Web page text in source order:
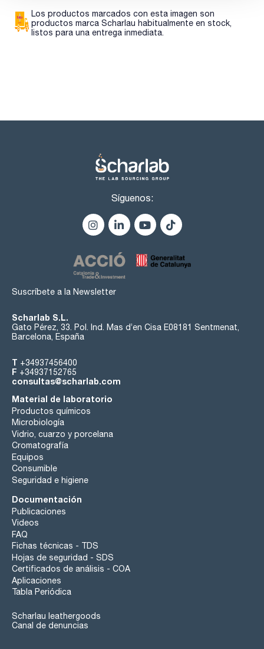
Los productos marcados con esta imagen son
productos marca Scharlau habitualmente en stock,
listos para una entrega inmediata.
Síguenos:
Suscríbete a la Newsletter
Scharlab S.L.
Gato Pérez, 33. Pol. Ind. Mas d’en Cisa E08181 Sentmenat,
Barcelona, España
T +34937456400
F +34937152765
consultas@scharlab.com
Material de laboratorio
Productos químicos
Microbiología
Vidrio, cuarzo y porcelana
Cromatografía
Equipos
Consumible
Seguridad e higiene
Documentación
Publicaciones
Videos
FAQ
Fichas técnicas - TDS
Hojas de seguridad - SDS
Certificados de análisis - COA
Aplicaciones
Tabla Periódica
Scharlau leathergoods
Canal de denuncias